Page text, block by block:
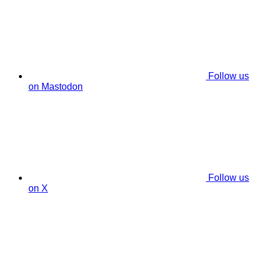
Follow us
on Mastodon
Follow us
on X